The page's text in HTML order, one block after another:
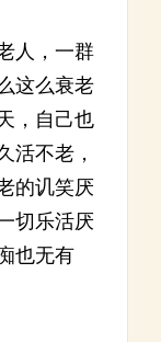
人，一群
这么衰老
，自己也
活不老，
的讥笑厌
切乐活厌
也无有